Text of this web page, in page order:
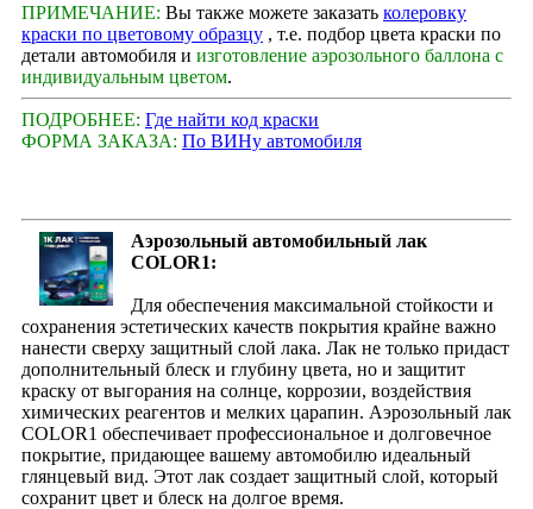
ПРИМЕЧАНИЕ: Вы также можете заказать колеровку
краски по цветовому образцу , т.е. подбор цвета краски по
детали автомобиля и изготовление аэрозольного баллона с
индивидуальным цветом.
ПОДРОБНЕЕ: Где найти код краски
ФОРМА ЗАКАЗА: По ВИНу автомобиля
Аэрозольный автомобильный лак
COLOR1:
Для обеспечения максимальной стойкости и
сохранения эстетических качеств покрытия крайне важно
нанести сверху защитный слой лака. Лак не только придаст
дополнительный блеск и глубину цвета, но и защитит
краску от выгорания на солнце, коррозии, воздействия
химических реагентов и мелких царапин. Аэрозольный лак
COLOR1 обеспечивает профессиональное и долговечное
покрытие, придающее вашему автомобилю идеальный
глянцевый вид. Этот лак создает защитный слой, который
сохранит цвет и блеск на долгое время.